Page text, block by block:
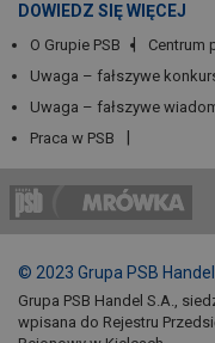
DOWIEDZ SIĘ WIĘCEJ
O Grupie PSB Centrum
Uwaga – fałszywe
Uwaga – fałszywe
Praca w PSB
© 2023 Grupa PSB
Grupa PSB Handel S.A.,
wpisana do Rejestru